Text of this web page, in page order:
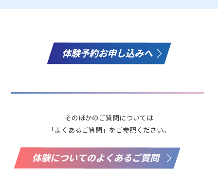
そのほかのご質問については
「よくあるご質問」をご参照ください。